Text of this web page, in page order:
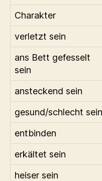
Charakter
verletzt sein
ans Bett gefesselt
sein
ansteckend sein
gesund/schlecht sein
entbinden
erkältet sein
heiser sein